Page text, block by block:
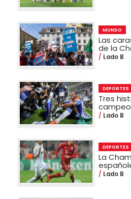
MUNDO
Las
de la
Lado B
DEPORTES
Tres
Lado B
DEPORTES
La
Lado B